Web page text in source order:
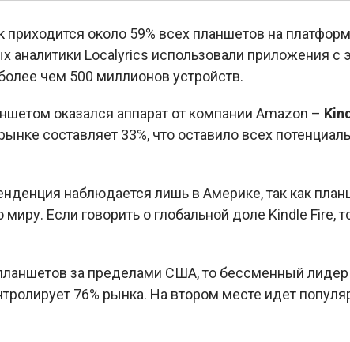
около 59% всех планшетов на
аналитики Localyrics использовали приложения с
чем 500 миллионов устройств.
оказался аппарат от компании Amazon –
составляет 33%, что оставило всех
наблюдается лишь в Америке, так как
Если говорить о глобальной доле Kindle Fire,
за пределами США, то бессменный
76% рынка. На втором месте идет